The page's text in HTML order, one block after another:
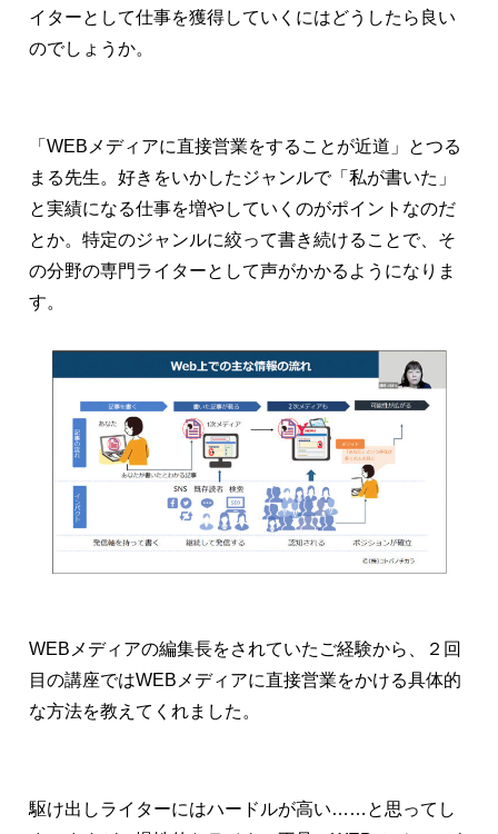
イターとして仕事を獲得していくにはどうしたら良い
のでしょうか。
「WEBメディアに直接営業をすることが近道」とつる
まる先生。好きをいかしたジャンルで「私が書いた」
と実績になる仕事を増やしていくのがポイントなのだ
とか。特定のジャンルに絞って書き続けることで、そ
の分野の専門ライターとして声がかかるようになりま
す。
WEBメディアの編集長をされていたご経験から、２回
目の講座ではWEBメディアに直接営業をかける具体的
な方法を教えてくれました。
駆け出しライターにはハードルが高い……と思ってし